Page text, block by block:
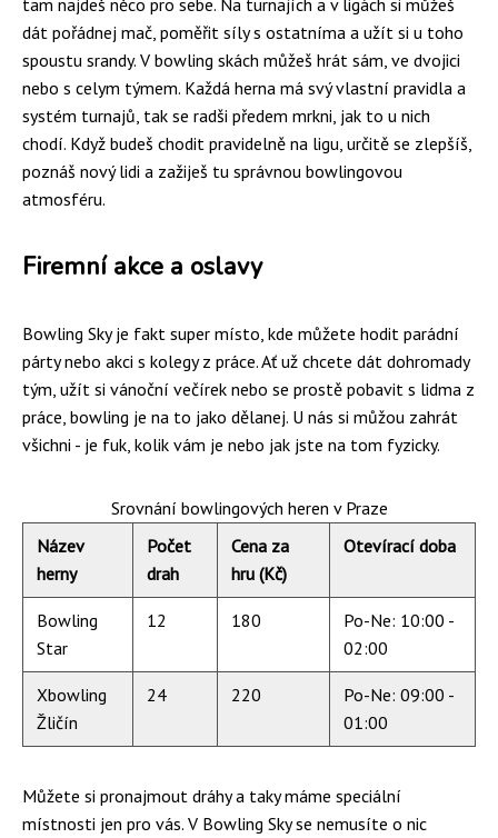
dát pořádnej mač, poměřit síly s ostatníma a užít si u toho
spoustu srandy. V bowling skách můžeš hrát sám, ve dvojici
nebo s celym týmem. Každá herna má svý vlastní pravidla a
systém turnajů, tak se radši předem mrkni, jak to u nich
chodí. Když budeš chodit pravidelně na ligu, určitě se zlepšíš,
poznáš nový lidi a zažiješ tu správnou bowlingovou
atmosféru.
Firemní akce a oslavy
Bowling Sky je fakt super místo, kde můžete hodit parádní
párty nebo akci s kolegy z práce. Ať už chcete dát dohromady
tým, užít si vánoční večírek nebo se prostě pobavit s lidma z
práce, bowling je na to jako dělanej. U nás si můžou zahrát
všichni - je fuk, kolik vám je nebo jak jste na tom fyzicky.
Srovnání bowlingových heren v Praze
Název
herny
Počet
drah
Cena za
hru (Kč)
Otevírací doba
Bowling
Star
12 180
Po-Ne: 10:00 -
02:00
Xbowling
Žličín
24 220
Po-Ne: 09:00 -
01:00
Můžete si pronajmout dráhy a taky máme speciální
místnosti jen pro vás. V Bowling Sky se nemusíte o nic